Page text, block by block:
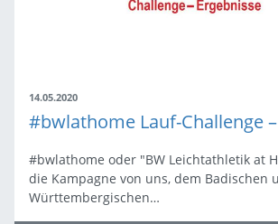
14.05.2020
#bwlathome Lauf-Challenge
#bwlathome oder "BW Leichtathletik at
die Kampagne von uns, dem Badischen
Württembergischen…